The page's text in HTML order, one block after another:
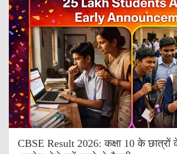
CBSE Result 2026: कक्षा 10 के छात्रों